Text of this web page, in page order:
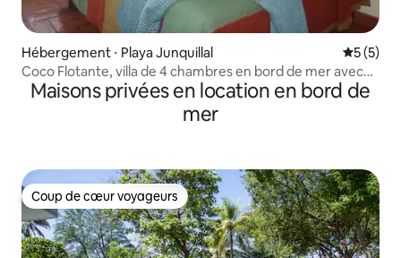
Hébergement ⋅ Playa Junquillal
5 (5)
Coco Flotante, villa de 4 chambres en bord de mer avec
piscine et vue
Maisons privées en location en bord de
mer
Coup de cœur voyageurs
Coup de cœur voyageurs